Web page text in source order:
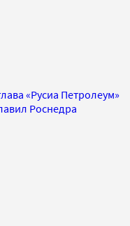
«Русиа Петролеум»
Роснедра